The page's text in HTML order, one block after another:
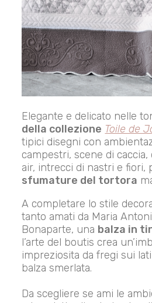
Elegante e delicato nelle
della collezione Toile de
tipici disegni con
campestri, scene di
air, intrecci di nastri e fiori,
sfumature del tortora
A completare lo stile
tanto amati da Maria
Bonaparte, una balza in
l’arte del boutis crea
impreziosita da fregi sui
balza smerlata.
Da scegliere se ami le